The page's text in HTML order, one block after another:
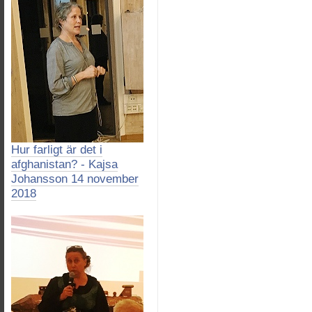
Hur farligt är det i
afghanistan? - Kajsa
Johansson 14 november
2018